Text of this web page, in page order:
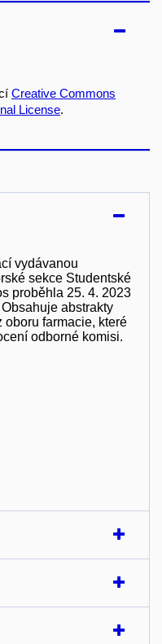
Creative Commons
License.
vydávanou
sekce Studentské
proběhla 25. 4. 2023
abstrakty
farmacie, které
odborné komisi.